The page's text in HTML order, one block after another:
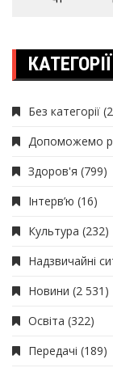
КАТЕГОРІЇ
Без категорії
Допоможемо
Здоров'я (799)
Інтерв’ю (16)
Культура (232)
Надзвичайні
Новини (2 531)
Освіта (322)
Передачі (189)